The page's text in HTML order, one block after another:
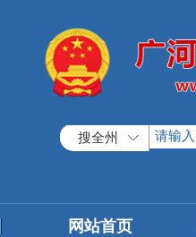
搜全州
网站首页